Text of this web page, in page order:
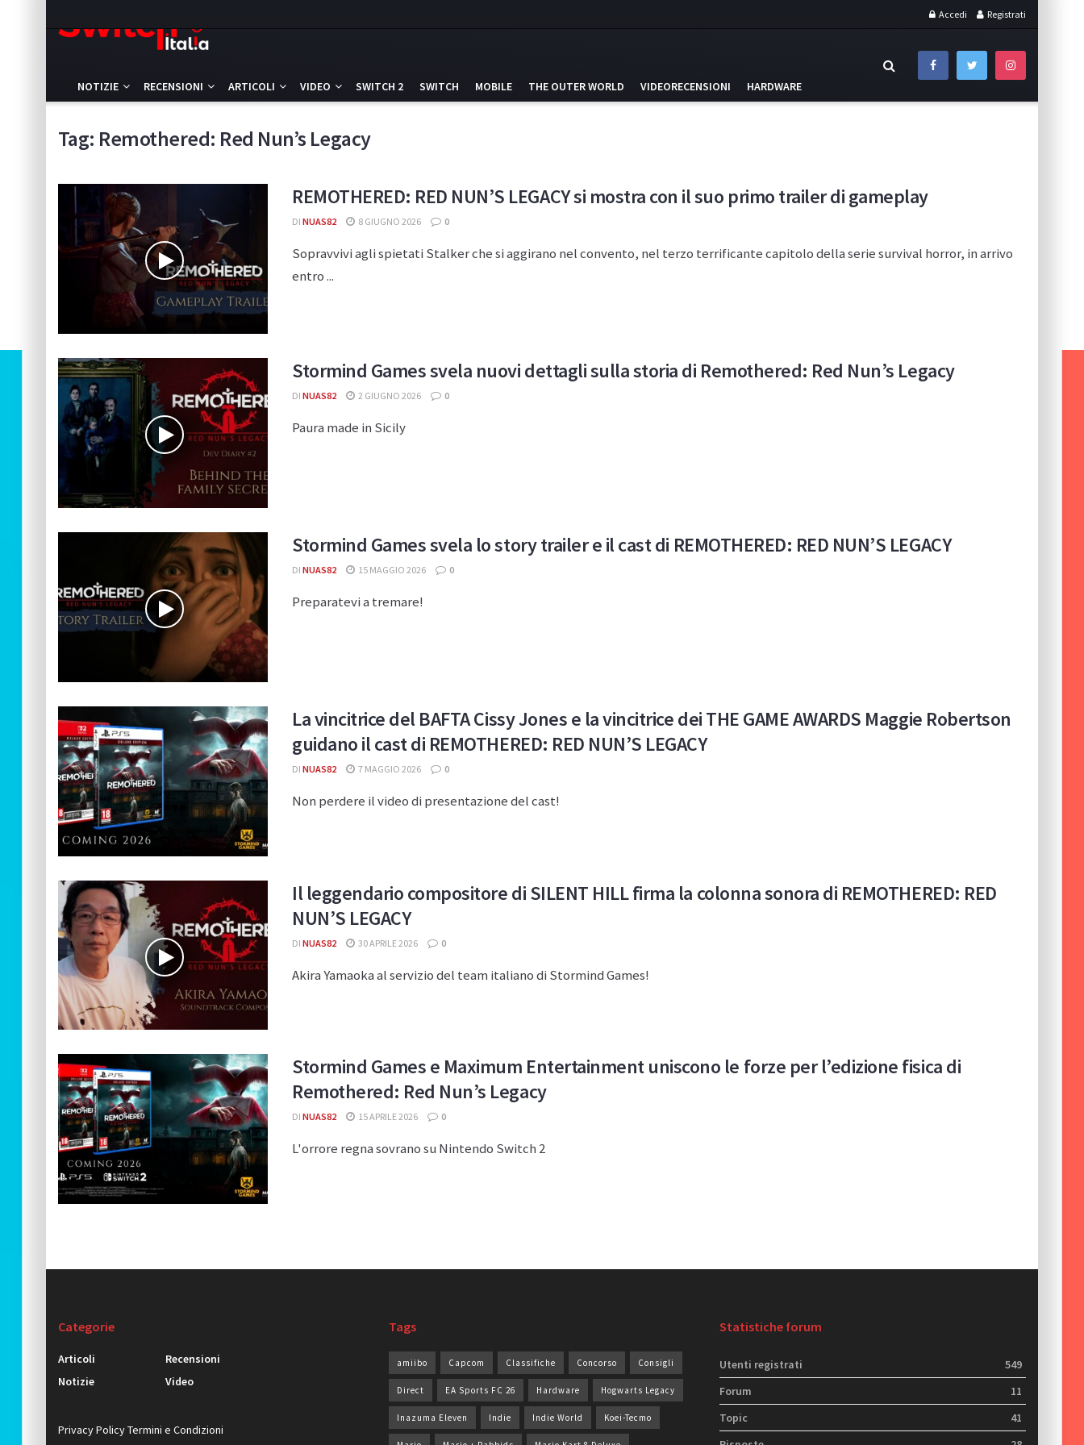
Accedi Registrati
NOTIZIE RECENSIONI ARTICOLI VIDEO SWITCH 2 SWITCH MOBILE THE OUTER WORLD VIDEORECENSIONI HARDWARE
Tag: Remothered: Red Nun’s Legacy
REMOTHERED: RED NUN’S LEGACY si mostra con il suo primo trailer di gameplay
DI NUAS82 8 GIUGNO 2026 0
Sopravvivi agli spietati Stalker che si aggirano nel convento, nel terzo terrificante capitolo della serie survival horror, in arrivo
entro ...
Stormind Games svela nuovi dettagli sulla storia di Remothered: Red Nun’s Legacy
DI NUAS82 2 GIUGNO 2026 0
Paura made in Sicily
Stormind Games svela lo story trailer e il cast di REMOTHERED: RED NUN’S LEGACY
DI NUAS82 15 MAGGIO 2026 0
Preparatevi a tremare!
La vincitrice del BAFTA Cissy Jones e la vincitrice dei THE GAME AWARDS Maggie Robertson
guidano il cast di REMOTHERED: RED NUN’S LEGACY
DI NUAS82 7 MAGGIO 2026 0
Non perdere il video di presentazione del cast!
Il leggendario compositore di SILENT HILL firma la colonna sonora di REMOTHERED: RED
NUN’S LEGACY
DI NUAS82 30 APRILE 2026 0
Akira Yamaoka al servizio del team italiano di Stormind Games!
Stormind Games e Maximum Entertainment uniscono le forze per l’edizione fisica di
Remothered: Red Nun’s Legacy
DI NUAS82 15 APRILE 2026 0
L'orrore regna sovrano su Nintendo Switch 2
Categorie
Articoli
Notizie
Recensioni
Video
Privacy PolicyTermini e Condizioni
Tags
amiibo Capcom Classifiche Concorso Consigli
Direct EA Sports FC 26 Hardware Hogwarts Legacy
Inazuma Eleven Indie Indie World Koei-Tecmo
Statistiche forum
Utenti registrati
549
Forum
11
Topic
41